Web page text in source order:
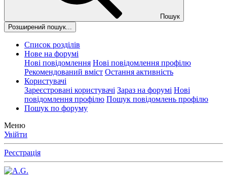
Пошук
Розширений пошук...
Список розділів
Нове на форумі
Нові повідомлення Нові повідомлення профілю
Рекомендований вміст Остання активність
Користувачі
Зареєстровані користувачі Зараз на форумі Нові
повідомлення профілю Пошук повідомлень профілю
Пошук по форуму
Меню
Увійти
Реєстрація